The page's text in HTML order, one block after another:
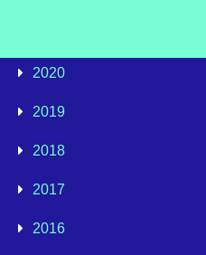
2020
2019
2018
2017
2016